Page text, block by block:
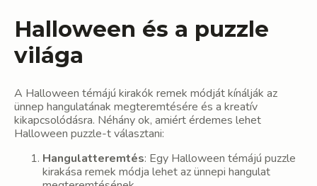
Halloween és a puzzle
világa
A Halloween témájú kirakók remek módját kínálják az
ünnep hangulatának megteremtésére és a kreatív
kikapcsolódásra. Néhány ok, amiért érdemes lehet
Halloween puzzle-t választani:
Hangulatteremtés: Egy Halloween témájú puzzle
kirakása remek módja lehet az ünnepi hangulat